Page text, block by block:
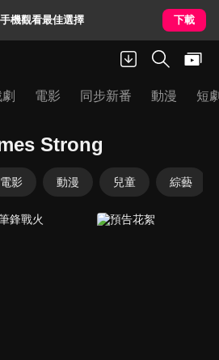
機觀看最佳選擇 下載
電影 同步新番 動漫 短
Strong
電影 動漫 兒童 綜藝